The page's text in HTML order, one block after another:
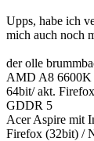
Upps, habe ich
mich auch noch
der olle
AMD A8 6600K
64bit/ akt.
GDDR 5
Acer Aspire mit
Firefox (32bit) /